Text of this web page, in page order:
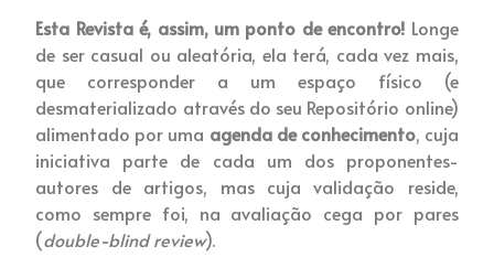
Esta Revista é, assim, um ponto de encontro! Longe
de ser casual ou aleatória, ela terá, cada vez mais,
que corresponder a um espaço físico (e
desmaterializado através do seu Repositório online)
alimentado por uma agenda de conhecimento, cuja
iniciativa parte de cada um dos proponentes-
autores de artigos, mas cuja validação reside,
como sempre foi, na avaliação cega por pares
(double-blind review).